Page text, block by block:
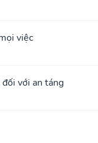
việc
với an táng